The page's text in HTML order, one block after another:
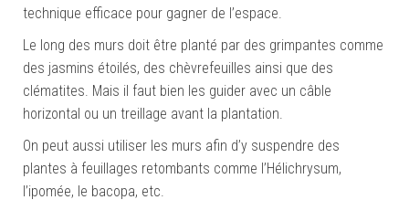
technique efficace pour gagner de l’espace.
Le long des murs doit être planté par des grimpantes comme
des jasmins étoilés, des chèvrefeuilles ainsi que des
clématites. Mais il faut bien les guider avec un câble
horizontal ou un treillage avant la plantation.
On peut aussi utiliser les murs afin d’y suspendre des
plantes à feuillages retombants comme l’Hélichrysum,
l’ipomée, le bacopa, etc.